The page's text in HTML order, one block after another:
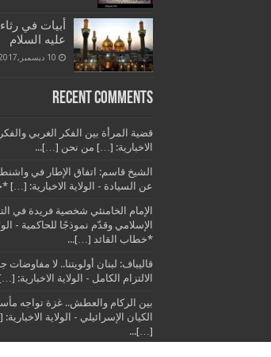
أبيات في
عليه السلام
10 ديسمبر,2017
Recent Comments
قضية المرأة بين الفكر الغربي
الاخبارية: […] من نحن […]...
الشيخ قاسم: اتفاق الإطار في
عن السيادة - الولاية الاخبارية:
الإمام الخامنئي شخصية فريدة في
الإسلامي وقدّم نموذجًا للحاكمية -
*خطاب القائد […]...
قاليباف: لبنان أولويتنا.. لا مفاوضات
الالتزام الكامل - الولاية
بين الركام والعطش.. غزة تواجه
الكيان الإسرائيلي - الولاية
[…]...